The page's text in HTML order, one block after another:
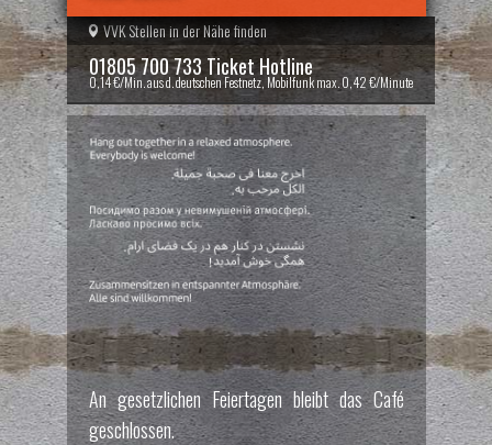
VVK Stellen in der Nähe finden
01805 700 733 Ticket Hotline
0,14 €/Min. aus d. deutschen Festnetz, Mobilfunk max. 0,42 €/Minute
An gesetzlichen Feiertagen bleibt das Café
geschlossen.